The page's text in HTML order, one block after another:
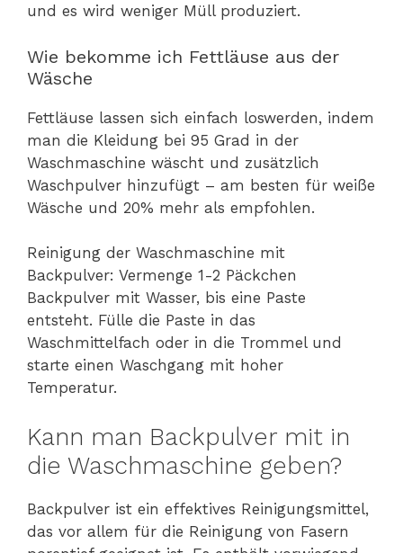
und es wird weniger Müll produziert.
Wie bekomme ich Fettläuse aus der
Wäsche
Fettläuse lassen sich einfach loswerden, indem
man die Kleidung bei 95 Grad in der
Waschmaschine wäscht und zusätzlich
Waschpulver hinzufügt – am besten für weiße
Wäsche und 20% mehr als empfohlen.
Reinigung der Waschmaschine mit
Backpulver: Vermenge 1-2 Päckchen
Backpulver mit Wasser, bis eine Paste
entsteht. Fülle die Paste in das
Waschmittelfach oder in die Trommel und
starte einen Waschgang mit hoher
Temperatur.
Kann man Backpulver mit in
die Waschmaschine geben?
Backpulver ist ein effektives Reinigungsmittel,
das vor allem für die Reinigung von Fasern